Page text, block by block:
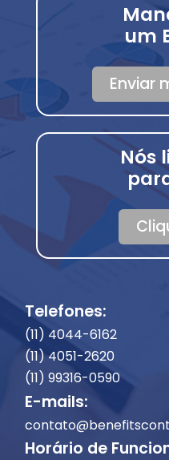
um
Enviar
Nós
Telefones:
(11) 4044-6162
(11) 4051-2620
(11) 99316-0590
E-mails:
Horário de